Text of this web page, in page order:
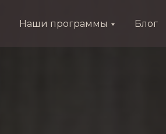
Наши программы Блог